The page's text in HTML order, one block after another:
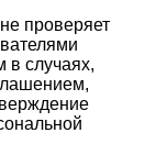
проверяет
в случаях,